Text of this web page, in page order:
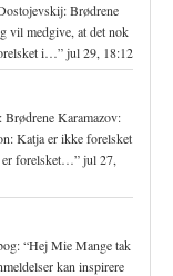
Brødrene
vil medgive, at det nok
i…”jul 29, 18:12
Karamazov:
Katja er ikke forelsket
forelsket…”jul 27,
: “Hej Mie Mange tak
kan inspirere